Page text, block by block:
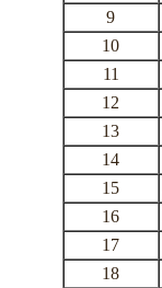
9
10
11
12
13
14
15
16
17
18